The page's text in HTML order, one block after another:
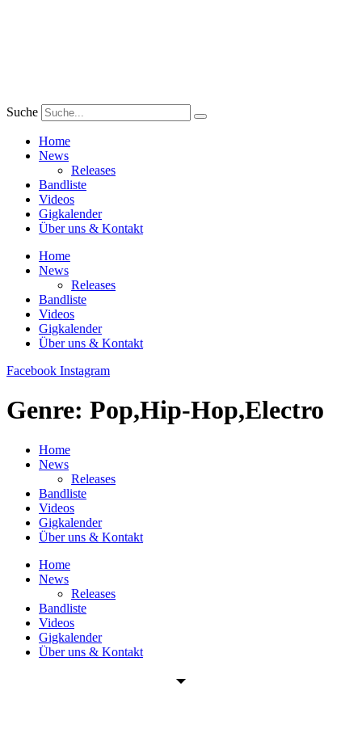
Suche
Home
News
Releases
Bandliste
Videos
Gigkalender
Über uns & Kontakt
Home
News
Releases
Bandliste
Videos
Gigkalender
Über uns & Kontakt
Facebook Instagram
Genre: Pop,Hip-Hop,Electro
Home
News
Releases
Bandliste
Videos
Gigkalender
Über uns & Kontakt
Home
News
Releases
Bandliste
Videos
Gigkalender
Über uns & Kontakt